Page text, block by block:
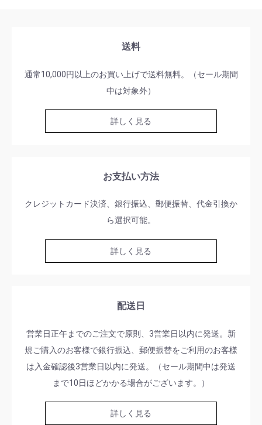
送料
通常10,000円以上のお買い上げで送料無料。（セール期間
中は対象外）
詳しく見る
お支払い方法
クレジットカード決済、銀行振込、郵便振替、代金引換か
ら選択可能。
詳しく見る
配送日
営業日正午までのご注文で原則、3営業日以内に発送。新
規ご購入のお客様で銀行振込、郵便振替をご利用のお客様
は入金確認後3営業日以内に発送。（セール期間中は発送
まで10日ほどかかる場合がございます。）
詳しく見る